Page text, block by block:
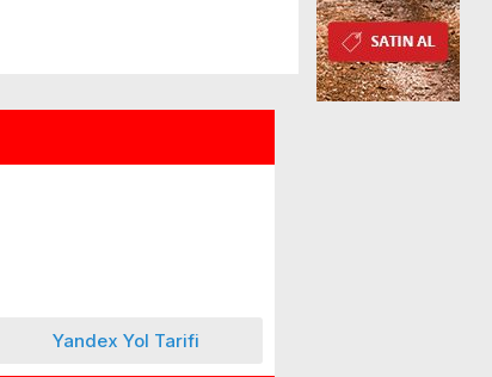
Yandex Yol Tarifi